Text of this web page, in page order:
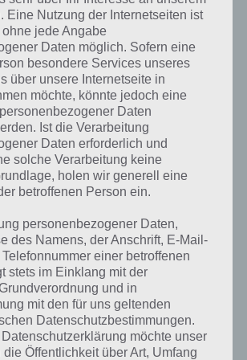
Da die Reihenfolge bei jedem Spieler anders ist,
exakte Level anzeigen, weshalb du über
jedoch trotzdem zu jedem Sachverhalt die
findest!
zu 94%
? Schaue inunsere
zur App! Dort
mit der Suche
der über 300 Level
auch ohne unsere Hilfe, indem du in der App
diese jedoch begrenzt sind, hast du hier stets
zu finden!
Eine Nutzung der Internetseiten ist
jede Angabe
Daten möglich. Sofern eine
besondere Services unseres
über unsere Internetseite in
möchte, könnte jedoch eine
Daten
Ist die Verarbeitung
Daten erforderlich und
solche Verarbeitung keine
holen wir generell eine
betroffenen Person ein.
personenbezogener Daten,
des Namens, der Anschrift, E-Mail-
einer betroffenen
stets im Einklang mit der
und in
mit den für uns geltenden
Datenschutzbestimmungen.
möchte unser
Öffentlichkeit über Art, Umfang